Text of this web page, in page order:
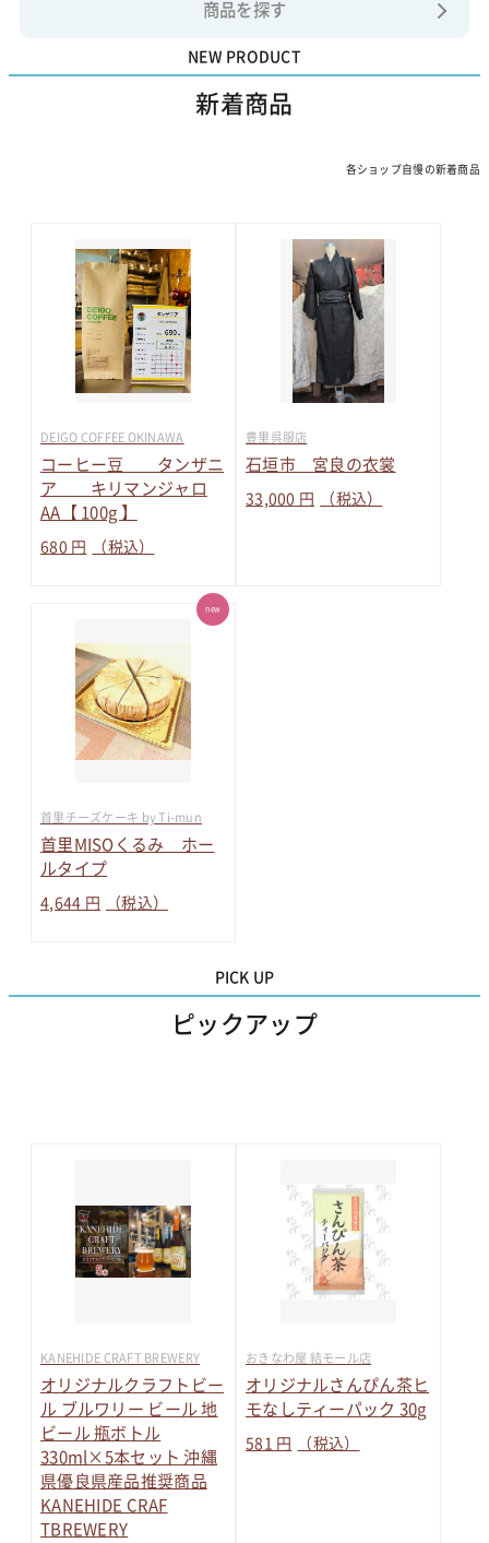
NEW PRODUCT
新着商品
各ショップ自慢の新着商品
DEIGO COFFEE OKINAWA
コーヒー豆 タンザニ
ア キリマンジャロ
AA【 100g 】
680 円 （税込）
豊里呉服店
石垣市 宮良の衣裳
33,000 円 （税込）
new
首里チーズケーキ by Ti-mun
首里MISOくるみ ホー
ルタイプ
4,644 円 （税込）
PICK UP
ピックアップ
KANEHIDE CRAFT BREWERY
オリジナルクラフトビー
ル ブルワリー ビール 地
ビール 瓶ボトル
330ml×5本セット 沖縄
県優良県産品推奨商品
KANEHIDE CRAF
TBREWERY
おきなわ屋 結モール店
オリジナルさんぴん茶ヒ
モなしティーパック 30g
581 円 （税込）
商品を探す